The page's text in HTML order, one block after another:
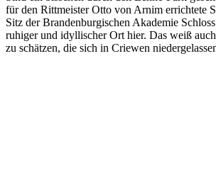
für den Rittmeister Otto von Arnim errichtete
Sitz der Brandenburgischen Akademie
ruhiger und idyllischer Ort hier. Das weiß
zu schätzen, die sich in Criewen